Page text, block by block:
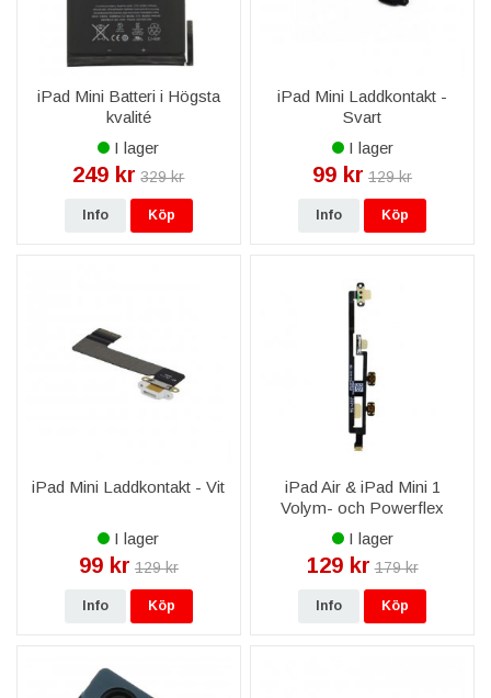
iPad Mini Batteri i Högsta
kvalité
I lager
249 kr 329 kr
Info Köp
iPad Mini Laddkontakt -
Svart
I lager
99 kr 129 kr
Info Köp
iPad Mini Laddkontakt - Vit
I lager
99 kr 129 kr
Info Köp
iPad Air & iPad Mini 1
Volym- och Powerflex
I lager
129 kr 179 kr
Info Köp